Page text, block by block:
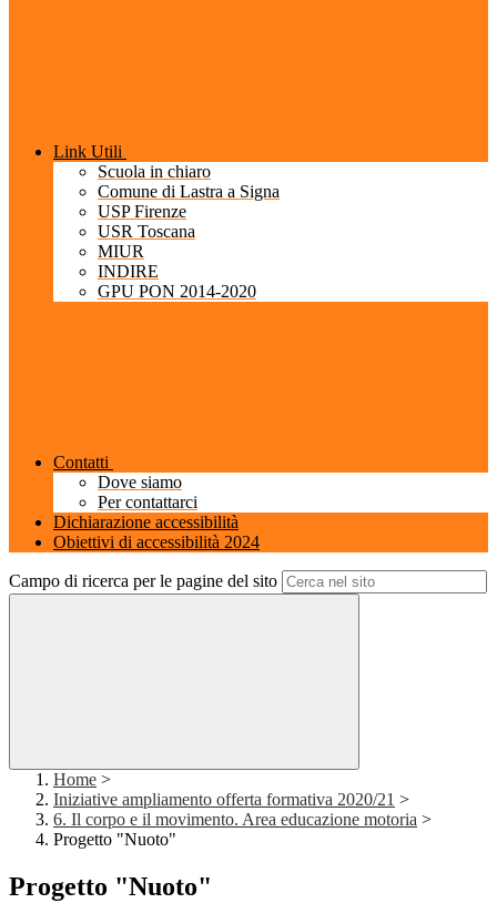
Link Utili
Scuola in chiaro
Comune di Lastra a Signa
USP Firenze
USR Toscana
MIUR
INDIRE
GPU PON 2014-2020
Contatti
Dove siamo
Per contattarci
Dichiarazione accessibilità
Obiettivi di accessibilità 2024
Campo di ricerca per le pagine del sito
Home >
Iniziative ampliamento offerta formativa 2020/21 >
6. Il corpo e il movimento. Area educazione motoria >
Progetto "Nuoto"
Progetto "Nuoto"